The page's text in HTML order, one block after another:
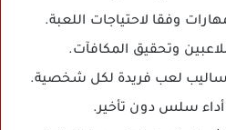
وفقا لاحتياجات اللعبة.
وتحقيق المكافآت.
لعب فريدة لكل شخصية.
سلس دون تأخير.